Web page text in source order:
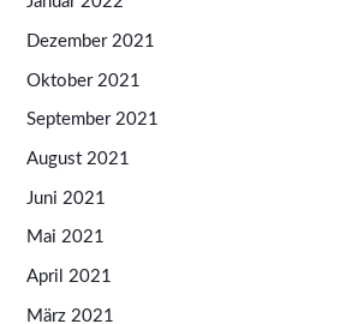
Dezember 2021
Oktober 2021
September 2021
August 2021
Juni 2021
Mai 2021
April 2021
März 2021